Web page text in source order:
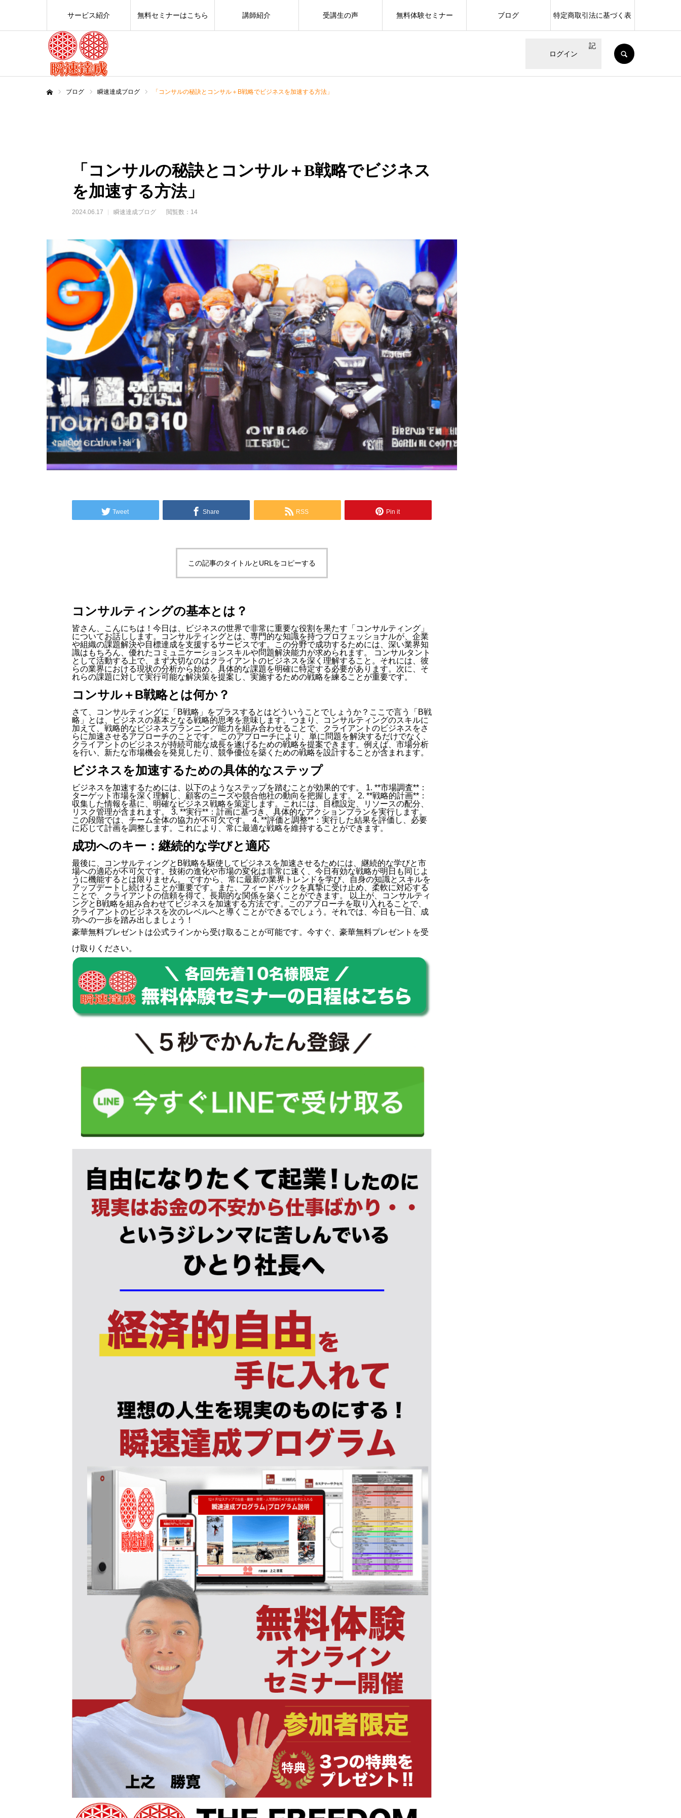
ログイン
サービス紹介 無料セミナーはこちら 講師紹介 受講生の声 無料体験セミナー ブログ 特定商取引法に基づく表
記
ブログ 瞬速達成ブログ 「コンサルの秘訣とコンサル＋B戦略でビジネスを加速する方法」
「コンサルの秘訣とコンサル＋B戦略でビジネス
を加速する方法」
2024.06.17 瞬速達成ブログ 閲覧数：14
Tweet Share RSS Pin it
この記事のタイトルとURLをコピーする
コンサルティングの基本とは？
皆さん、こんにちは！今日は、ビジネスの世界で非常に重要な役割を果たす「コンサルティング」
についてお話しします。コンサルティングとは、専門的な知識を持つプロフェッショナルが、企業
や組織の課題解決や目標達成を支援するサービスです。この分野で成功するためには、深い業界知
識はもちろん、優れたコミュニケーションスキルや問題解決能力が求められます。 コンサルタント
として活動する上で、まず大切なのはクライアントのビジネスを深く理解すること。それには、彼
らの業界における現状の分析から始め、具体的な課題を明確に特定する必要があります。次に、そ
れらの課題に対して実行可能な解決策を提案し、実施するための戦略を練ることが重要です。
コンサル＋B戦略とは何か？
さて、コンサルティングに「B戦略」をプラスするとはどういうことでしょうか？ここで言う「B戦
略」とは、ビジネスの基本となる戦略的思考を意味します。つまり、コンサルティングのスキルに
加えて、戦略的なビジネスプランニング能力を組み合わせることで、クライアントのビジネスをさ
らに加速させるアプローチのことです。 このアプローチにより、単に問題を解決するだけでなく、
クライアントのビジネスが持続可能な成長を遂げるための戦略を提案できます。例えば、市場分析
を行い、新たな市場機会を発見したり、競争優位を築くための戦略を設計することが含まれます。
ビジネスを加速するための具体的なステップ
ビジネスを加速するためには、以下のようなステップを踏むことが効果的です。 1. **市場調査**：
ターゲット市場を深く理解し、顧客のニーズや競合他社の動向を把握します。 2. **戦略的計画**：
収集した情報を基に、明確なビジネス戦略を策定します。これには、目標設定、リソースの配分、
リスク管理が含まれます。 3. **実行**：計画に基づき、具体的なアクションプランを実行します。
この段階では、チーム全体の協力が不可欠です。 4. **評価と調整**：実行した結果を評価し、必要
に応じて計画を調整します。これにより、常に最適な戦略を維持することができます。
成功へのキー：継続的な学びと適応
最後に、コンサルティングとB戦略を駆使してビジネスを加速させるためには、継続的な学びと市
場への適応が不可欠です。技術の進化や市場の変化は非常に速く、今日有効な戦略が明日も同じよ
うに機能するとは限りません。 ですから、常に最新の業界トレンドを学び、自身の知識とスキルを
アップデートし続けることが重要です。また、フィードバックを真摯に受け止め、柔軟に対応する
ことで、クライアントの信頼を得て、長期的な関係を築くことができます。 以上が、コンサルティ
ングとB戦略を組み合わせてビジネスを加速する方法です。このアプローチを取り入れることで、
クライアントのビジネスを次のレベルへと導くことができるでしょう。それでは、今日も一日、成
功への一歩を踏み出しましょう！
豪華無料プレゼントは公式ラインから受け取ることが可能です。今すぐ、豪華無料プレゼントを受
け取りください。